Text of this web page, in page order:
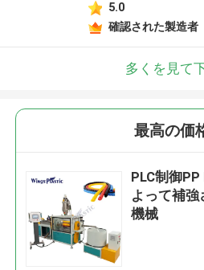
5.0
確認された製造者
多くを見て
最高の価
PLC制御
よって補強
機械